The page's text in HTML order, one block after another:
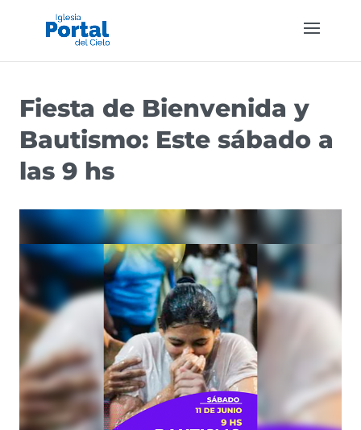
Fiesta de Bienvenida y
Bautismo: Este sábado a
las 9 hs